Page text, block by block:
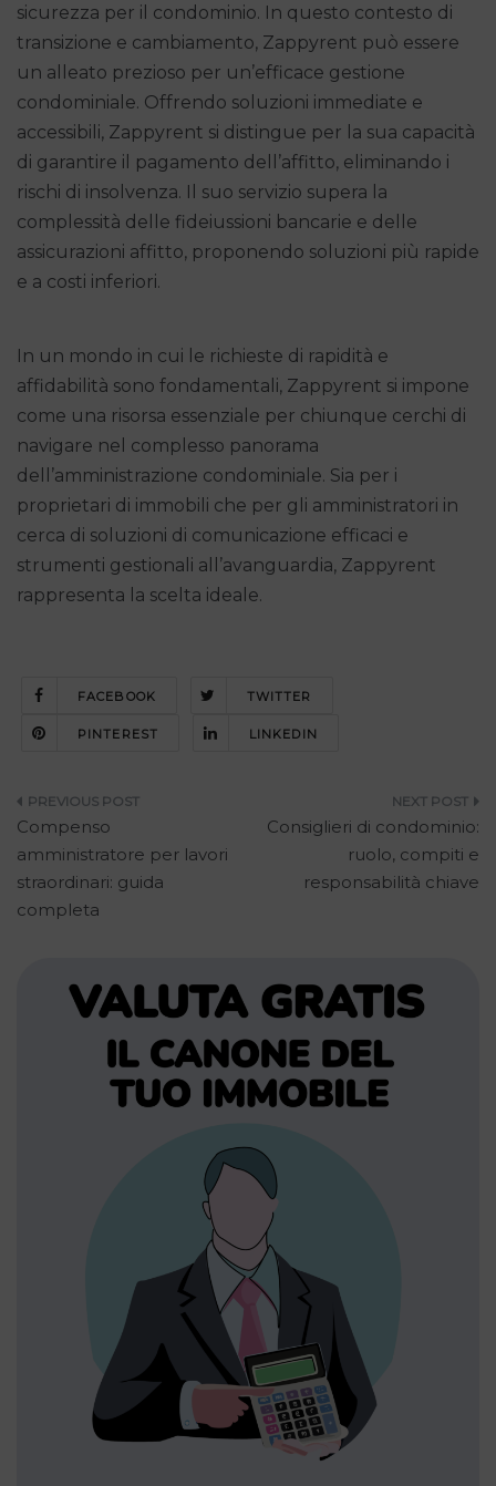
sicurezza per il condominio. In questo contesto di
transizione e cambiamento, Zappyrent può essere
un alleato prezioso per un’efficace gestione
condominiale. Offrendo soluzioni immediate e
accessibili, Zappyrent si distingue per la sua capacità
di garantire il pagamento dell’affitto, eliminando i
rischi di insolvenza. Il suo servizio supera la
complessità delle fideiussioni bancarie e delle
assicurazioni affitto, proponendo soluzioni più rapide
e a costi inferiori.
In un mondo in cui le richieste di rapidità e
affidabilità sono fondamentali, Zappyrent si impone
come una risorsa essenziale per chiunque cerchi di
navigare nel complesso panorama
dell’amministrazione condominiale. Sia per i
proprietari di immobili che per gli amministratori in
cerca di soluzioni di comunicazione efficaci e
strumenti gestionali all’avanguardia, Zappyrent
rappresenta la scelta ideale.
FACEBOOK TWITTER
PINTEREST LINKEDIN
Navigazione
articoli
Compenso
amministratore per lavori
straordinari: guida
completa
Consiglieri di condominio:
ruolo, compiti e
responsabilità chiave